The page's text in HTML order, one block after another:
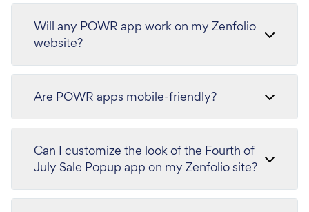
Will any POWR app work on my Zenfolio
website?
Are POWR apps mobile-friendly?
Can I customize the look of the Fourth of
July Sale Popup app on my Zenfolio site?